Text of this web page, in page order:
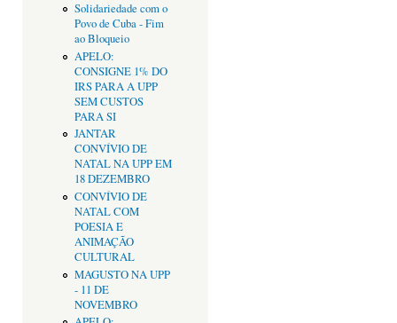
Solidariedade com o
Povo de Cuba - Fim
ao Bloqueio
APELO:
CONSIGNE 1% DO
IRS PARA A UPP
SEM CUSTOS
PARA SI
JANTAR
CONVÍVIO DE
NATAL NA UPP EM
18 DEZEMBRO
CONVÍVIO DE
NATAL COM
POESIA E
ANIMAÇÃO
CULTURAL
MAGUSTO NA UPP
- 11 DE
NOVEMBRO